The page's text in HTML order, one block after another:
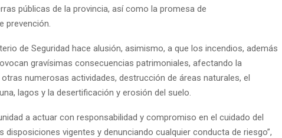
públicas de la provincia, así como la promesa de
prevención.
de Seguridad hace alusión, asimismo, a que los incendios, además
gravísimas consecuencias patrimoniales, afectando la
numerosas actividades, destrucción de áreas naturales, el
lagos y la desertificación y erosión del suelo.
a actuar con responsabilidad y compromiso en el cuidado del
disposiciones vigentes y denunciando cualquier conducta de riesgo”,